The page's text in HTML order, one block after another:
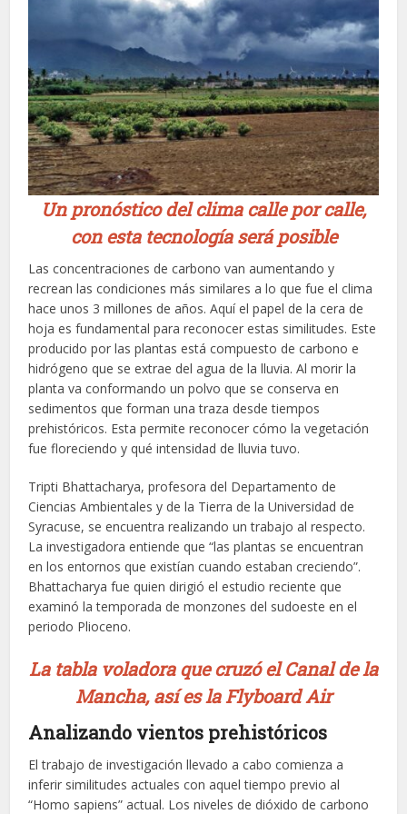
Un pronóstico del clima calle por calle,
con esta tecnología será posible
Las concentraciones de carbono van aumentando y
recrean las condiciones más similares a lo que fue el clima
hace unos 3 millones de años. Aquí el papel de la cera de
hoja es fundamental para reconocer estas similitudes. Este
producido por las plantas está compuesto de carbono e
hidrógeno que se extrae del agua de la lluvia. Al morir la
planta va conformando un polvo que se conserva en
sedimentos que forman una traza desde tiempos
prehistóricos. Esta permite reconocer cómo la vegetación
fue floreciendo y qué intensidad de lluvia tuvo.
Tripti Bhattacharya, profesora del Departamento de
Ciencias Ambientales y de la Tierra de la Universidad de
Syracuse, se encuentra realizando un trabajo al respecto.
La investigadora entiende que “las plantas se encuentran
en los entornos que existían cuando estaban creciendo”.
Bhattacharya fue quien dirigió el estudio reciente que
examinó la temporada de monzones del sudoeste en el
periodo Plioceno.
La tabla voladora que cruzó el Canal de la
Mancha, así es la Flyboard Air
Analizando vientos prehistóricos
El trabajo de investigación llevado a cabo comienza a
inferir similitudes actuales con aquel tiempo previo al
“Homo sapiens” actual. Los niveles de dióxido de carbono